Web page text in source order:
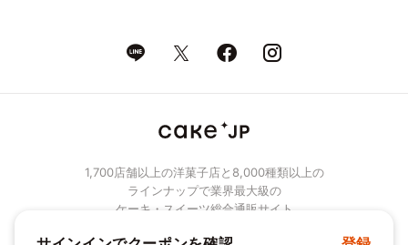
1,700店舗以上の洋菓子店と8,000種類以上の
ラインナップで業界最大級の
ケーキ・スイーツ総合通販サイト